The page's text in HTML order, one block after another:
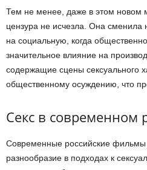
Тем не менее, даже в этом новом
цензура не исчезла. Она сменила
на социальную, когда
значительное влияние на
содержащие сцены сексуального
общественному осуждению, что
Секс в современном
Современные российские фильмы
разнообразие в подходах к